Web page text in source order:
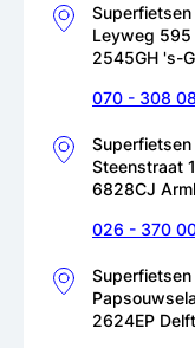
Superfietsen
Leyweg 595
2545GH 's-
070 - 308
Superfietsen
Steenstraat
6828CJ
026 - 370
2624EP Delft